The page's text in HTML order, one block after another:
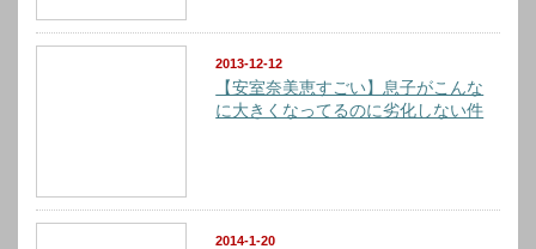
2013-12-12
【安室奈美恵すごい】息子がこんな
に大きくなってるのに劣化しない件
2014-1-20